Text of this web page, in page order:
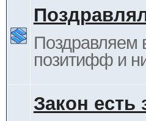
Поздравляем
позитифф и
Закон есть